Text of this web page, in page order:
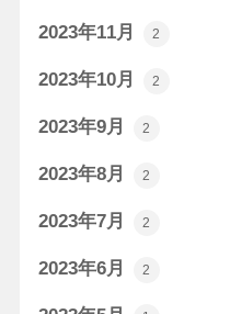
2023年11月 2
2023年10月 2
2023年9月 2
2023年8月 2
2023年7月 2
2023年6月 2